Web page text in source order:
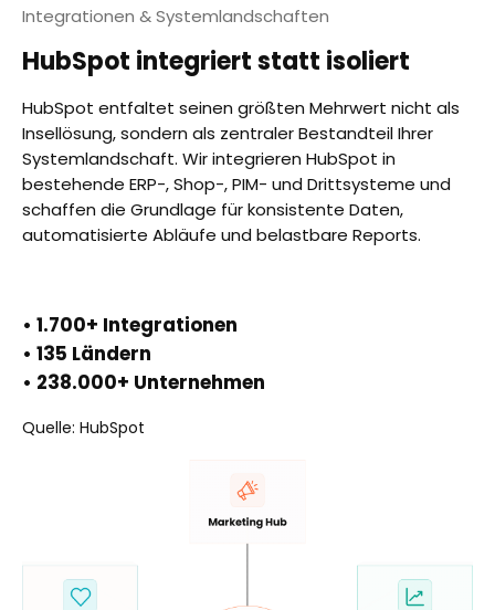
Integrationen & Systemlandschaften
HubSpot integriert statt isoliert
HubSpot entfaltet seinen größten Mehrwert nicht als
Insellösung, sondern als zentraler Bestandteil Ihrer
Systemlandschaft. Wir integrieren HubSpot in
bestehende ERP-, Shop-, PIM- und Drittsysteme und
schaffen die Grundlage für konsistente Daten,
automatisierte Abläufe und belastbare Reports.
• 1.700+ Integrationen
• 135 Ländern
• 238.000+ Unternehmen
Quelle: HubSpot